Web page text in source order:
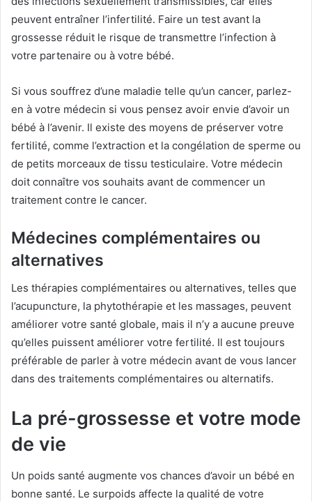
peuvent entraîner l’infertilité. Faire un test avant la
grossesse réduit le risque de transmettre l’infection à
votre partenaire ou à votre bébé.
Si vous souffrez d’une maladie telle qu’un cancer, parlez-
en à votre médecin si vous pensez avoir envie d’avoir un
bébé à l’avenir. Il existe des moyens de préserver votre
fertilité, comme l’extraction et la congélation de sperme ou
de petits morceaux de tissu testiculaire. Votre médecin
doit connaître vos souhaits avant de commencer un
traitement contre le cancer.
Médecines complémentaires ou
alternatives
Les thérapies complémentaires ou alternatives, telles que
l’acupuncture, la phytothérapie et les massages, peuvent
améliorer votre santé globale, mais il n’y a aucune preuve
qu’elles puissent améliorer votre fertilité. Il est toujours
préférable de parler à votre médecin avant de vous lancer
dans des traitements complémentaires ou alternatifs.
La pré-grossesse et votre mode
de vie
Un poids santé augmente vos chances d’avoir un bébé en
bonne santé. Le surpoids affecte la qualité de votre